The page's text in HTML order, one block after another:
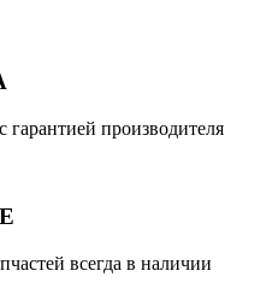
гарантией производителя
всегда в наличии